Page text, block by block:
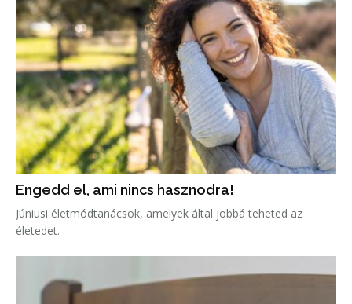
Engedd el, ami nincs hasznodra!
Júniusi életmódtanácsok, amelyek által jobbá teheted az
életedet.